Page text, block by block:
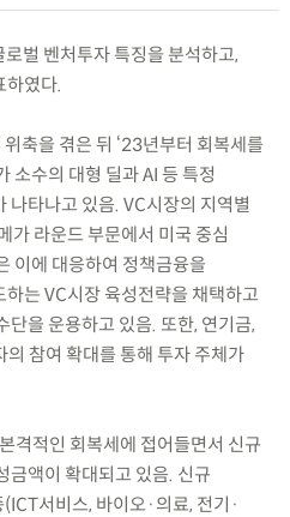
벌 벤처투자 특징을 분석하고,
하였다.
축을 겪은 뒤 ‘23년부터 회복세를
소수의 대형 딜과 AI 등 특정
나타나고 있음. VC시장의 지역별
가 라운드 부문에서 미국 중심
이에 대응하여 정책금융을
는 VC시장 육성전략을 채택하고
단을 운용하고 있음. 또한, 연기금,
의 참여 확대를 통해 투자 주체가
격적인 회복세에 접어들면서 신규
금액이 확대되고 있음. 신규
서비스, 바이오·의료, 전기·